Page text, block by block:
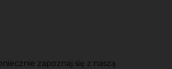
zapoznaj się z naszą